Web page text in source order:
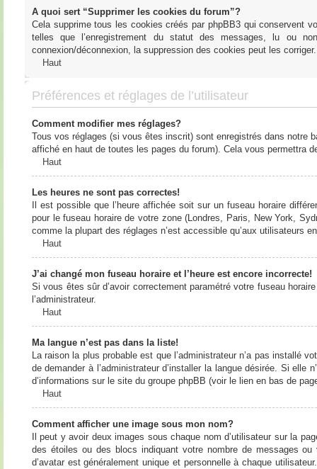
A quoi sert “Supprimer les cookies du forum”?
Cela supprime tous les cookies créés par phpBB3 qui conservent
telles que l’enregistrement du statut des messages, lu ou
connexion/déconnexion, la suppression des cookies peut les corriger.
Haut
Préférences et réglages de l’utilisateur
Comment modifier mes réglages?
Tous vos réglages (si vous êtes inscrit) sont enregistrés dans notre
affiché en haut de toutes les pages du forum). Cela vous permettra
Haut
Les heures ne sont pas correctes!
Il est possible que l’heure affichée soit sur un fuseau horaire
pour le fuseau horaire de votre zone (Londres, Paris, New York,
comme la plupart des réglages n’est accessible qu’aux utilisateurs
Haut
J’ai changé mon fuseau horaire et l’heure est encore incorrecte!
Si vous êtes sûr d’avoir correctement paramétré votre fuseau
l’administrateur.
Haut
Ma langue n’est pas dans la liste!
La raison la plus probable est que l’administrateur n’a pas installé
de demander à l’administrateur d’installer la langue désirée. Si
d’informations sur le site du groupe phpBB (voir le lien en bas de
Haut
Comment afficher une image sous mon nom?
Il peut y avoir deux images sous chaque nom d’utilisateur sur la
des étoiles ou des blocs indiquant votre nombre de messages
d’avatar est généralement unique et personnelle à chaque